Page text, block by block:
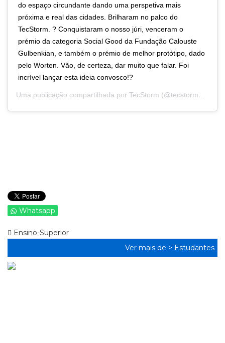
do espaço circundante dando uma perspetiva mais
próxima e real das cidades. Brilharam no palco do
TecStorm. ? Conquistaram o nosso júri, venceram o
prémio da categoria Social Good da Fundação Calouste
Gulbenkian, e também o prémio de melhor protótipo, dado
pelo Worten. Vão, de certeza, dar muito que falar. Foi
incrível lançar esta ideia convosco!?
Uma publicação compartilhada por TecStorm (@tecstorm_junitec) em
Whatsapp
Ensino-Superior
Ver mais de > Estudantes